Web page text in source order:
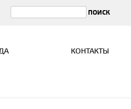
КОНТАКТЫ